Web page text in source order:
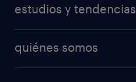
estudios y tendencias
quiénes somos